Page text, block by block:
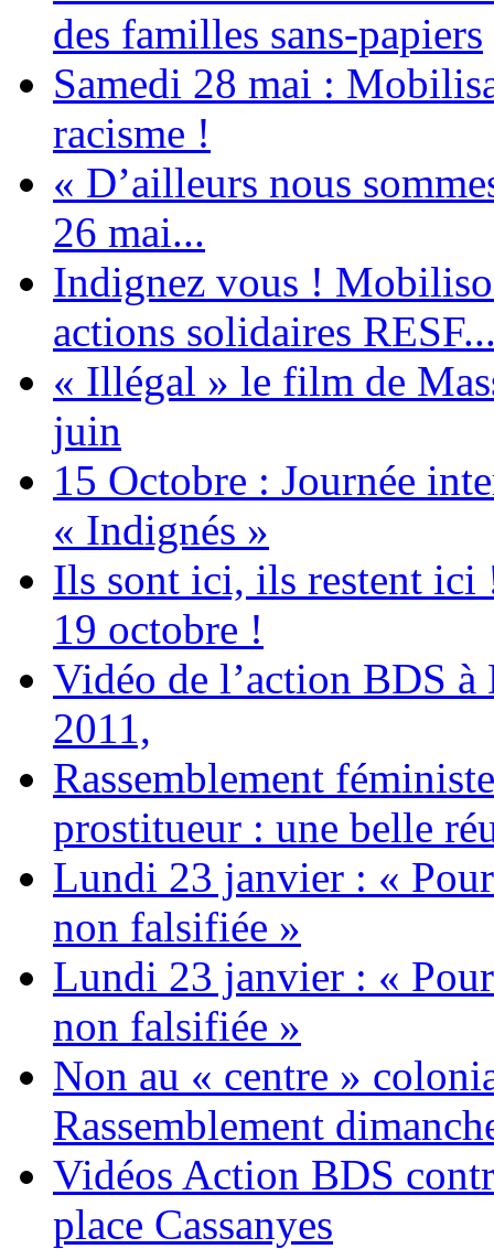
des familles sans-papiers
Samedi 28 mai :
racisme !
« D’ailleurs nous
26 mai...
Indignez vous !
actions solidaires
« Illégal » le film de
juin
15 Octobre : Journée
« Indignés »
Ils sont ici, ils restent ici
19 octobre !
Vidéo de l’action BDS
2011,
Rassemblement
prostitueur : une belle
Lundi 23 janvier : «
non falsifiée »
Lundi 23 janvier : «
non falsifiée »
Non au « centre »
Rassemblement
Vidéos Action BDS
place Cassanyes